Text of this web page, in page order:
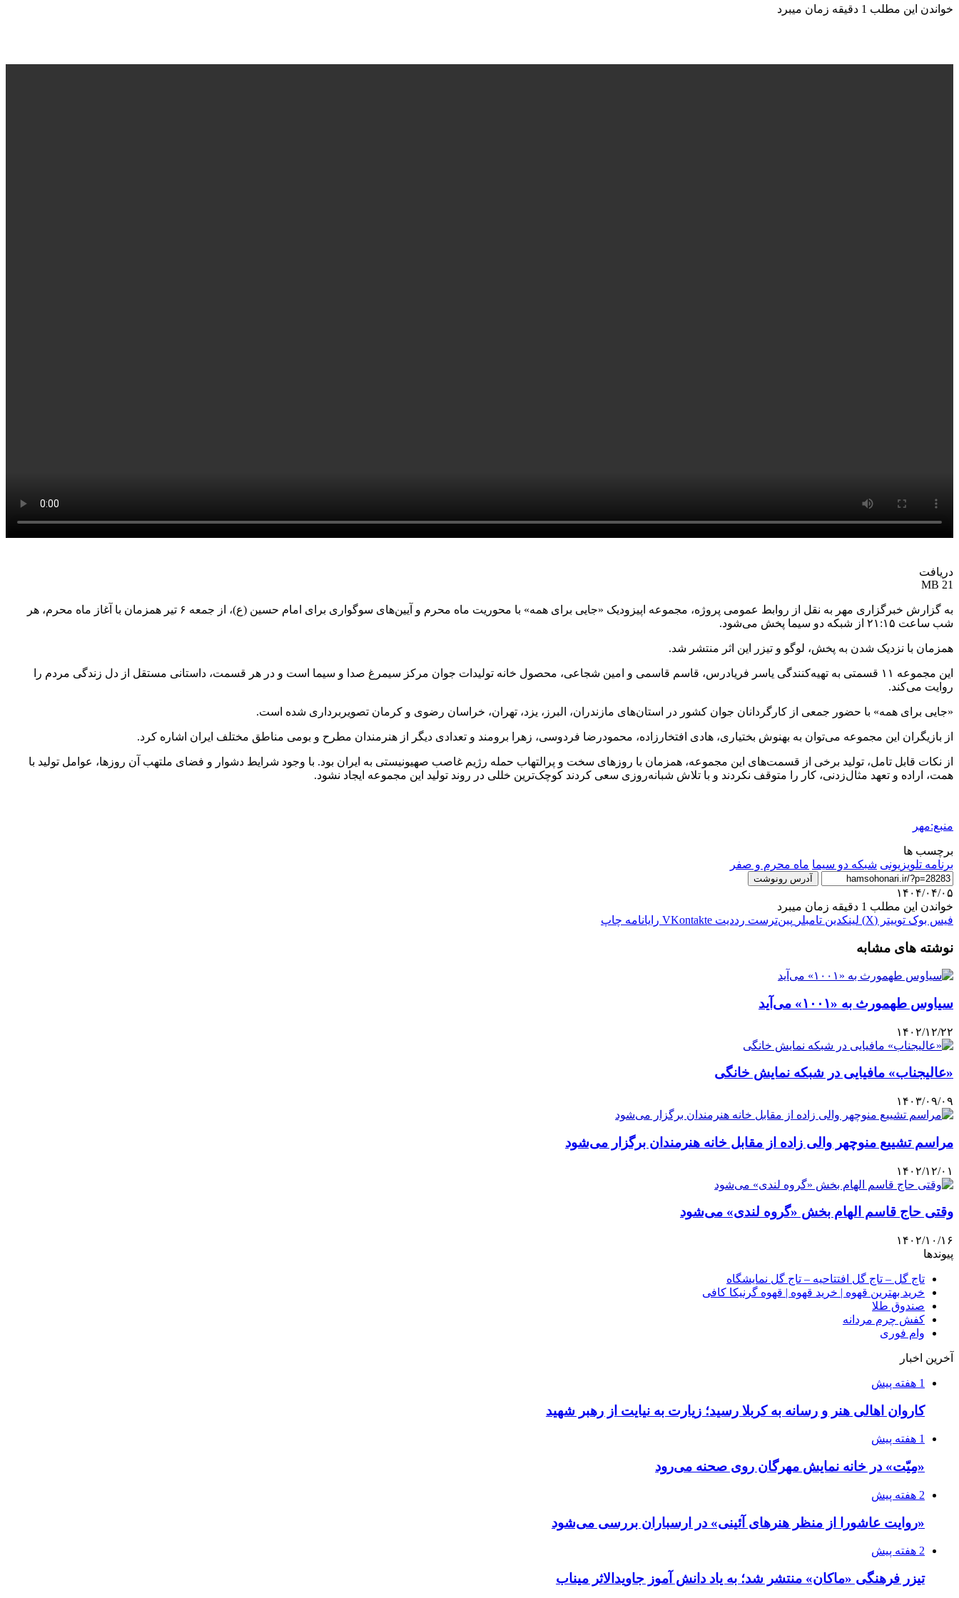
خواندن این مطلب 1 دقیقه زمان میبرد
دریافت
21 MB
به گزارش خبرگزاری مهر به نقل از روابط عمومی پروژه، مجموعه اپیزودیک «جایی برای همه» با محوریت ماه محرم و آیین‌های سوگواری برای امام حسین (ع)، از جمعه ۶ تیر همزمان با آغاز ماه محرم، هر
شب ساعت ۲۱:۱۵ از شبکه دو سیما پخش می‌شود.
همزمان با نزدیک شدن به پخش، لوگو و تیزر این اثر منتشر شد.
این مجموعه ۱۱ قسمتی به تهیه‌کنندگی یاسر فریادرس، قاسم قاسمی و امین شجاعی، محصول خانه تولیدات جوان مرکز سیمرغ صدا و سیما است و در هر قسمت، داستانی مستقل از دل زندگی مردم را
روایت می‌کند.
«جایی برای همه» با حضور جمعی از کارگردانان جوان کشور در استان‌های مازندران، البرز، یزد، تهران، خراسان رضوی و کرمان تصویربرداری شده است.
از بازیگران این مجموعه می‌توان به بهنوش بختیاری، هادی افتخارزاده، محمودرضا فردوسی، زهرا برومند و تعدادی دیگر از هنرمندان مطرح و بومی مناطق مختلف ایران اشاره کرد.
از نکات قابل تامل، تولید برخی از قسمت‌های این مجموعه، همزمان با روزهای سخت و پرالتهاب حمله رژیم غاصب صهیونیستی به ایران بود. با وجود شرایط دشوار و فضای ملتهب آن روزها، عوامل تولید با
همت، اراده و تعهد مثال‌زدنی، کار را متوقف نکردند و با تلاش شبانه‌روزی سعی کردند کوچک‌ترین خللی در روند تولید این مجموعه ایجاد نشود.
منبع:مهر
برچسب ها
برنامه تلویزیونی شبکه دو سیما ماه محرم و صفر
آدرس رونوشت
۱۴۰۴/۰۴/۰۵
خواندن این مطلب 1 دقیقه زمان میبرد
فیس بوک توییتر (X) لینکدین ‫تامبلر ‫پین‌ترست ‫رددیت ‫VKontakte رایانامه چاپ
نوشته های مشابه
سیاوس طهمورث به «۱۰۰۱» می‌آید
۱۴۰۲/۱۲/۲۲
«عالیجناب» مافیایی در شبکه نمایش خانگی
۱۴۰۳/۰۹/۰۹
مراسم‌ تشییع منوچهر والی زاده از مقابل خانه هنرمندان برگزار می‌شود
۱۴۰۲/۱۲/۰۱
وقتی حاج قاسم الهام بخش «گروه لندی» می‌شود
۱۴۰۲/۱۰/۱۶
پیوندها
تاج گل – تاج گل افتتاحیه – تاج گل نمایشگاه
خرید بهترین قهوه | خرید قهوه | قهوه گرنیکا کافی
صندوق طلا
کفش چرم مردانه
وام فوری
آخرین اخبار
1 هفته پیش
کاروان اهالی هنر و رسانه به کربلا رسید؛ زیارت به نیایت از رهبر شهید
1 هفته پیش
«مِیّت» در خانه نمایش مهرگان روی صحنه می‌رود
2 هفته پیش
«روایت عاشورا از منظر هنرهای آئینی» در ارسباران بررسی می‌شود
2 هفته پیش
تیزر فرهنگی «ماکان» منتشر شد؛ به یاد دانش آموز جاویدالاثر میناب